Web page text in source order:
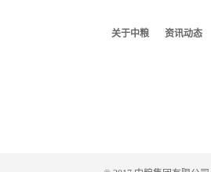
关于中粮 资讯动态